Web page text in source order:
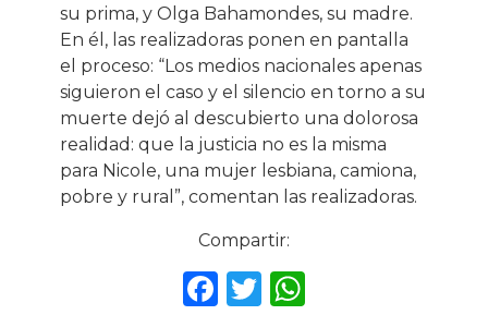
su prima, y Olga Bahamondes, su madre.
En él, las realizadoras ponen en pantalla
el proceso: “Los medios nacionales apenas
siguieron el caso y el silencio en torno a su
muerte dejó al descubierto una dolorosa
realidad: que la justicia no es la misma
para Nicole, una mujer lesbiana, camiona,
pobre y rural”, comentan las realizadoras.
Compartir:
F T W